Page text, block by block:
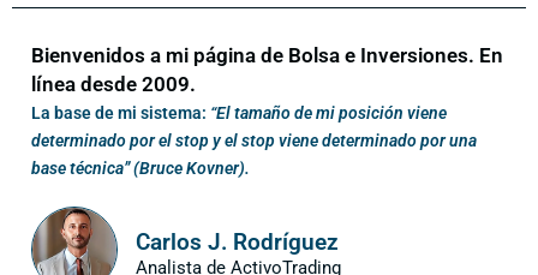
Bienvenidos a mi página de Bolsa e Inversiones. En
línea desde 2009.
La base de mi sistema: “El tamaño de mi posición viene
determinado por el stop y el stop viene determinado por una
base técnica” (Bruce Kovner).
Carlos J. Rodríguez
Analista de ActivoTrading